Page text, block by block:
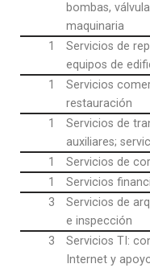
bombas,
maquinaria
1
Servicios de
equipos de
1
Servicios
restauración
1
Servicios de
auxiliares;
1
Servicios de
1
Servicios
3
Servicios de
e inspección
3
Servicios TI:
Internet y